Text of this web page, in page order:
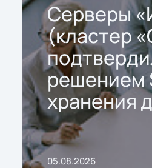
Серверы
(кластер
решением
хранения
05.08.2026